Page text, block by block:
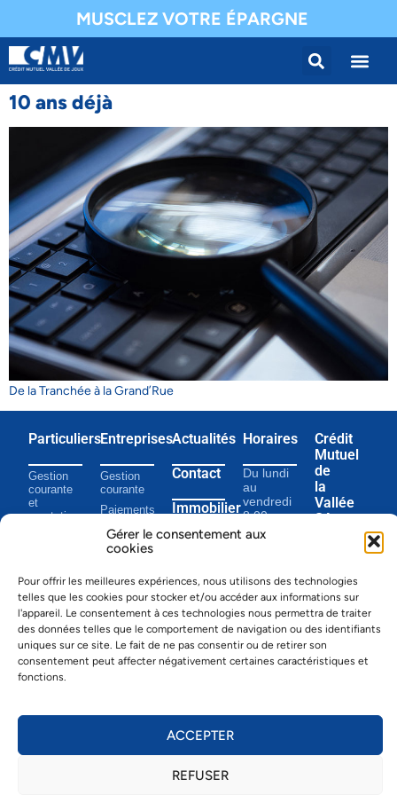
Gérer le consentement aux
cookies
Pour offrir les meilleures expériences, nous utilisons des technologies
telles que les cookies pour stocker et/ou accéder aux informations sur
l'appareil. Le consentement à ces technologies nous permettra de traiter
des données telles que le comportement de navigation ou des identifiants
uniques sur ce site. Le fait de ne pas consentir ou de retirer son
consentement peut affecter négativement certaines caractéristiques et
fonctions.
ACCEPTER
REFUSER
MUSCLEZ VOTRE ÉPARGNE
10 ans déjà
De la Tranchée à la Grand’Rue
Particuliers
Gestion
courante
et
prestations
Financement
Prévoyance
Placement
E-banking
Entreprises
Gestion
courante
Paiements
Financements
Actualités
Contact
Immobilier
Portrait
Horaires
Du lundi
au
vendredi
8:00 –
12:00
13:45 –
Crédit
Mutuel
de
la
Vallée
SA
1347 Le
Sentier
Tél. 021
845 15
00
Fax 021
845 15
Mentions Légales︱Informations juridiques︱ Données bancaires : CCP
– 10-2201-4 ︱ Clearing – 6180 ︱ Swift – RBABCH22180